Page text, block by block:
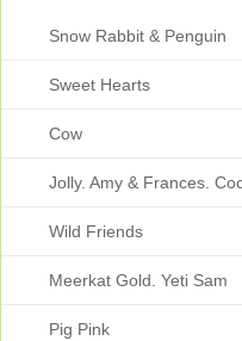
Snow Rabbit & Penguin
Sweet Hearts
Cow
Jolly. Amy & Frances.
Wild Friends
Meerkat Gold. Yeti Sam
Pig Pink